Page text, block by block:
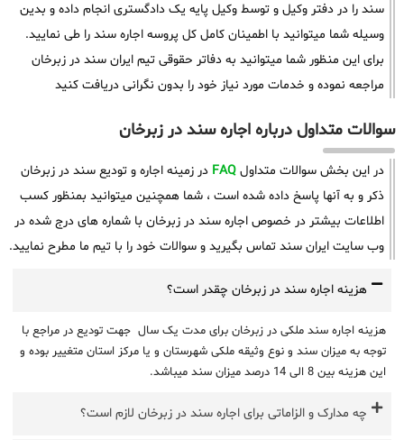
سند را در دفتر وکیل و توسط وکیل پایه یک دادگستری انجام داده و بدین
وسیله شما میتوانید با اطمینان کامل کل پروسه اجاره سند را طی نمایید.
برای این منظور شما میتوانید به دفاتر حقوقی تیم ایران سند در زبرخان
مراجعه نموده و خدمات مورد نیاز خود را بدون نگرانی دریافت کنید
سوالات متداول درباره اجاره سند در زبرخان
در این بخش سوالات متداول FAQ در زمینه اجاره و تودیع سند در زبرخان
ذکر و به آنها پاسخ داده شده است ، شما همچنین میتوانید بمنظور کسب
اطلاعات بیشتر در خصوص اجاره سند در زبرخان با شماره های درج شده در
وب سایت ایران سند تماس بگیرید و سوالات خود را با تیم ما مطرح نمایید.
هزینه اجاره سند در زبرخان چقدر است؟
هزینه اجاره سند ملکی در زبرخان برای مدت یک سال جهت تودیع در مراجع با
توجه به میزان سند و نوع وثیقه ملکی شهرستان و یا مرکز استان متغییر بوده و
این هزینه بین 8 الی 14 درصد میزان سند میباشد.
چه مدارک و الزاماتی برای اجاره سند در زبرخان لازم است؟